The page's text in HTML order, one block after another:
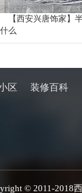
【西安兴唐饰家】
什么
区 装修百科
©️ 2011-2018